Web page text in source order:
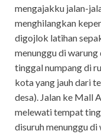
mengajakku jalan-
menghilangkan
digojlok latihan
menunggu di warung
tinggal numpang di
kota yang jauh dari
desa). Jalan ke Mall
melewati tempat
disuruh menunggu